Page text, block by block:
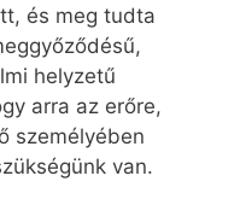
és meg tudta
helyzetű
arra az erőre,
személyében
van.